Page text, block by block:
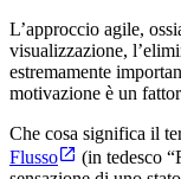
L’approccio agile,
visualizzazione,
estremamente
motivazione è un
Che cosa significa il
Flusso
(in tedesco